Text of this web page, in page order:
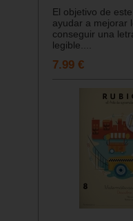
El objetivo de
ayudar a mejorar
conseguir una
legible....
7.99 €